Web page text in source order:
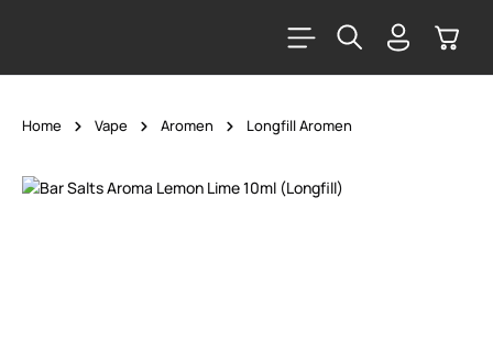
Home Vape Aromen Longfill Aromen
Bildergalerie überspringen